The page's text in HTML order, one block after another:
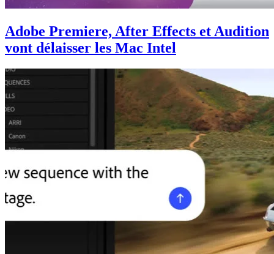
Adobe Premiere, After Effects et Audition
vont délaisser les Mac Intel